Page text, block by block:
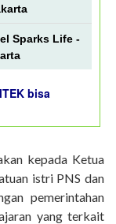
Sparks Life -
bisa
kepada Ketua
istri PNS dan
pemerintahan
yang terkait